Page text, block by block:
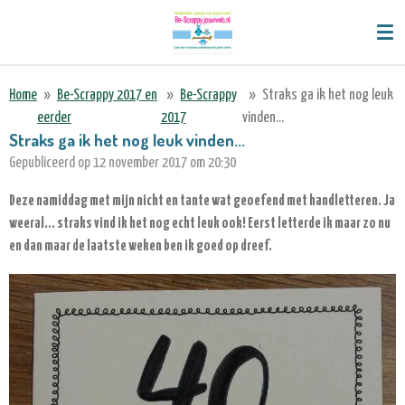
de
hoofdinhoud
Home » Be-Scrappy 2017 en
eerder
» Be-Scrappy
2017
» Straks ga ik het nog leuk
vinden...
Straks ga ik het nog leuk vinden...
Gepubliceerd op 12 november 2017 om 20:30
Deze namiddag met mijn nicht en tante wat geoefend met handletteren. Ja
weeral... straks vind ik het nog echt leuk ook! Eerst letterde ik maar zo nu
en dan maar de laatste weken ben ik goed op dreef.